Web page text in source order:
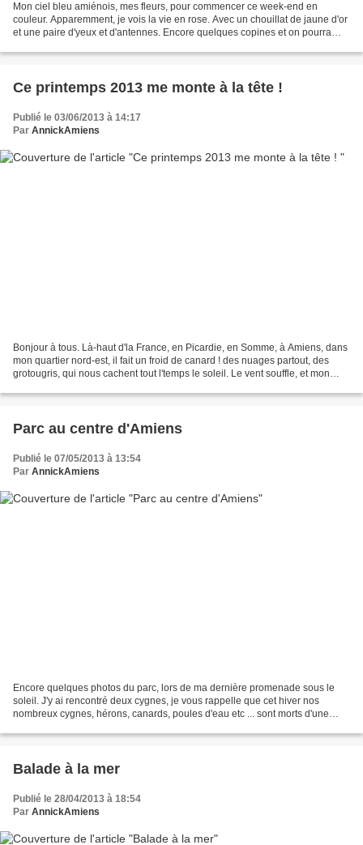
Mon ciel bleu amiénois, mes fleurs, pour commencer ce week-end en
couleur. Apparemment, je vois la vie en rose. Avec un chouillat de jaune d'or
et une paire d'yeux et d'antennes. Encore quelques copines et on pourra
Ce printemps 2013 me monte à la tête !
Publié le 03/06/2013 à 14:17
Par AnnickAmiens
Bonjour à tous. Là-haut d'la France, en Picardie, en Somme, à Amiens, dans
mon quartier nord-est, il fait un froid de canard ! des nuages partout, des
grotougris, qui nous cachent tout l'temps le soleil. Le vent souffle, et mon
Parc au centre d'Amiens
Publié le 07/05/2013 à 13:54
Par AnnickAmiens
Encore quelques photos du parc, lors de ma dernière promenade sous le
soleil. J'y ai rencontré deux cygnes, je vous rappelle que cet hiver nos
nombreux cygnes, hérons, canards, poules d'eau etc ... sont morts d'une
Balade à la mer
Publié le 28/04/2013 à 18:54
Par AnnickAmiens